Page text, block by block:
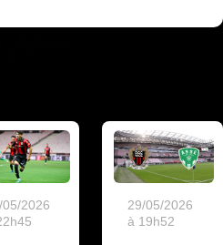
05/2026
29/05/2026
à 19h52